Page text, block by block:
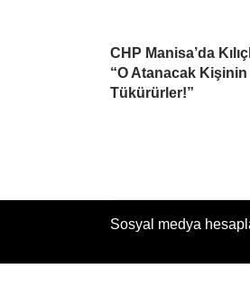
CHP Manisa’da
“O Atanacak
Tükürürler!”
Sosyal medya